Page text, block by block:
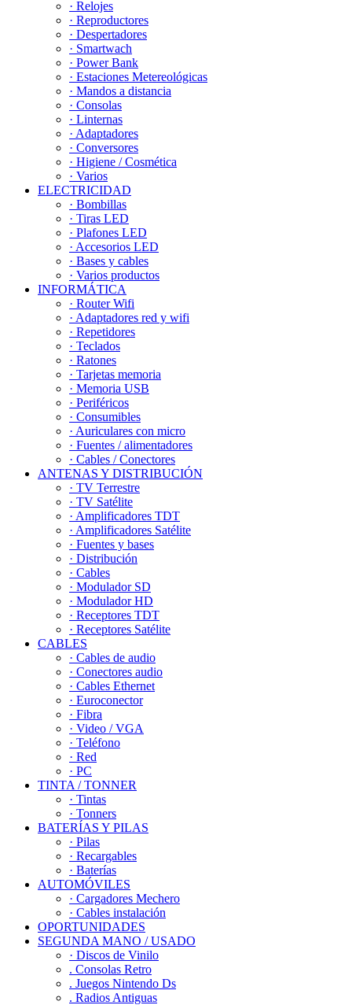
· Relojes
· Reproductores
· Despertadores
· Smartwach
· Power Bank
· Estaciones Metereológicas
· Mandos a distancia
· Consolas
· Linternas
· Adaptadores
· Conversores
· Higiene / Cosmética
· Varios
ELECTRICIDAD
· Bombillas
· Tiras LED
· Plafones LED
· Accesorios LED
· Bases y cables
· Varios productos
INFORMÁTICA
· Router Wifi
· Adaptadores red y wifi
· Repetidores
· Teclados
· Ratones
· Tarjetas memoria
· Memoria USB
· Periféricos
· Consumibles
· Auriculares con micro
· Fuentes / alimentadores
· Cables / Conectores
ANTENAS Y DISTRIBUCIÓN
· TV Terrestre
· TV Satélite
· Amplificadores TDT
· Amplificadores Satélite
· Fuentes y bases
· Distribución
· Cables
· Modulador SD
· Modulador HD
· Receptores TDT
· Receptores Satélite
CABLES
· Cables de audio
· Conectores audio
· Cables Ethernet
· Euroconector
· Fibra
· Video / VGA
· Teléfono
· Red
· PC
TINTA / TONNER
· Tintas
· Tonners
BATERÍAS Y PILAS
· Pilas
· Recargables
· Baterías
AUTOMÓVILES
· Cargadores Mechero
· Cables instalación
OPORTUNIDADES
SEGUNDA MANO / USADO
· Discos de Vinilo
. Consolas Retro
. Juegos Nintendo Ds
. Radios Antiguas